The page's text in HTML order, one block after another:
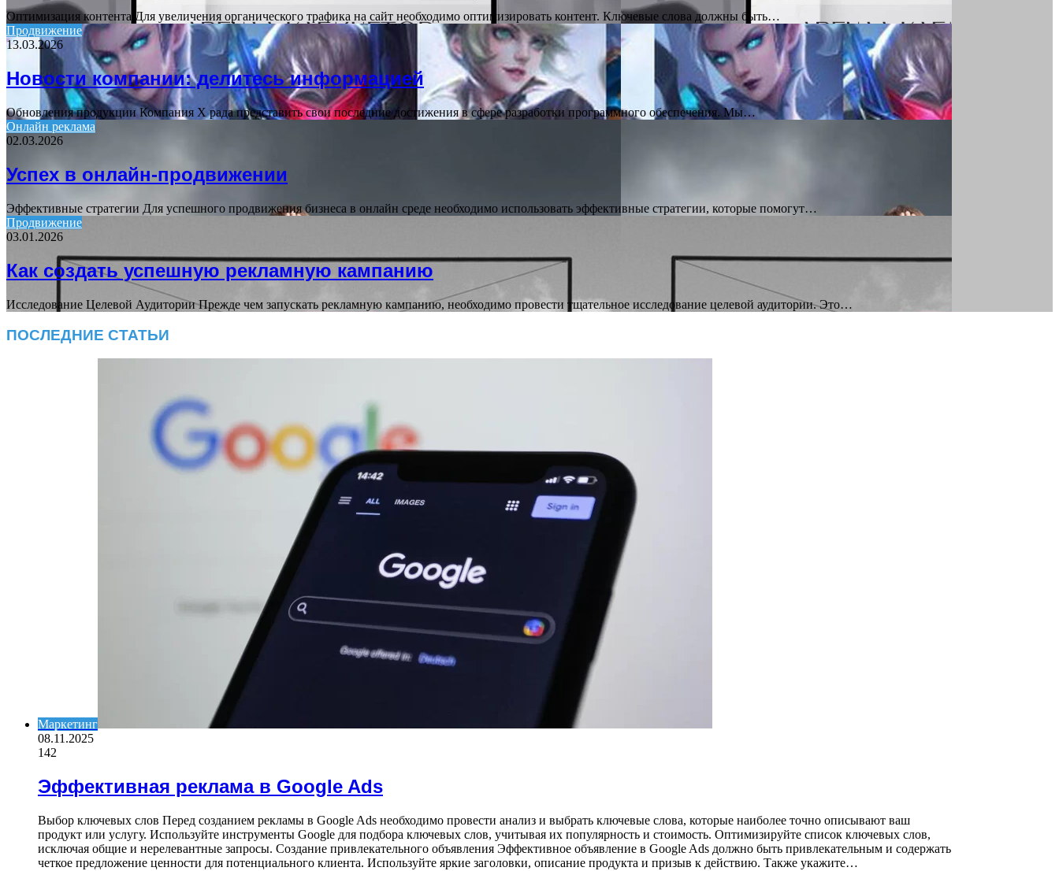
Оптимизация контента Для увеличения органического трафика на сайт необходимо оптимизировать контент. Ключевые слова должны быть…
Продвижение
13.03.2026
Новости компании: делитесь информацией
Обновления продукции Компания X рада представить свои последние достижения в сфере разработки программного обеспечения. Мы…
Онлайн реклама
02.03.2026
Успех в онлайн-продвижении
Эффективные стратегии Для успешного продвижения бизнеса в онлайн среде необходимо использовать эффективные стратегии, которые помогут…
Продвижение
03.01.2026
Как создать успешную рекламную кампанию
Исследование Целевой Аудитории Прежде чем запускать рекламную кампанию, необходимо провести тщательное исследование целевой аудитории. Это…
ПОСЛЕДНИЕ СТАТЬИ
Маркетинг
08.11.2025
142
Эффективная реклама в Google Ads
Выбор ключевых слов Перед созданием рекламы в Google Ads необходимо провести анализ и выбрать ключевые слова, которые наиболее точно описывают ваш
продукт или услугу. Используйте инструменты Google для подбора ключевых слов, учитывая их популярность и стоимость. Оптимизируйте список ключевых слов,
исключая общие и нерелевантные запросы. Создание привлекательного объявления Эффективное объявление в Google Ads должно быть привлекательным и содержать
четкое предложение ценности для потенциального клиента. Используйте яркие заголовки, описание продукта и призыв к действию. Также укажите…